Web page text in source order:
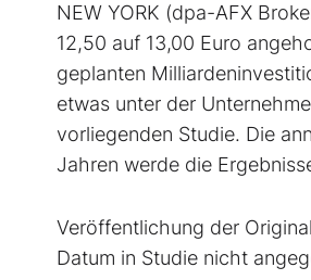
NEW YORK (dpa-AFX
12,50 auf 13,00 Euro
geplanten
etwas unter der
vorliegenden Studie. Die
Jahren werde die
Veröffentlichung der
Datum in Studie nicht